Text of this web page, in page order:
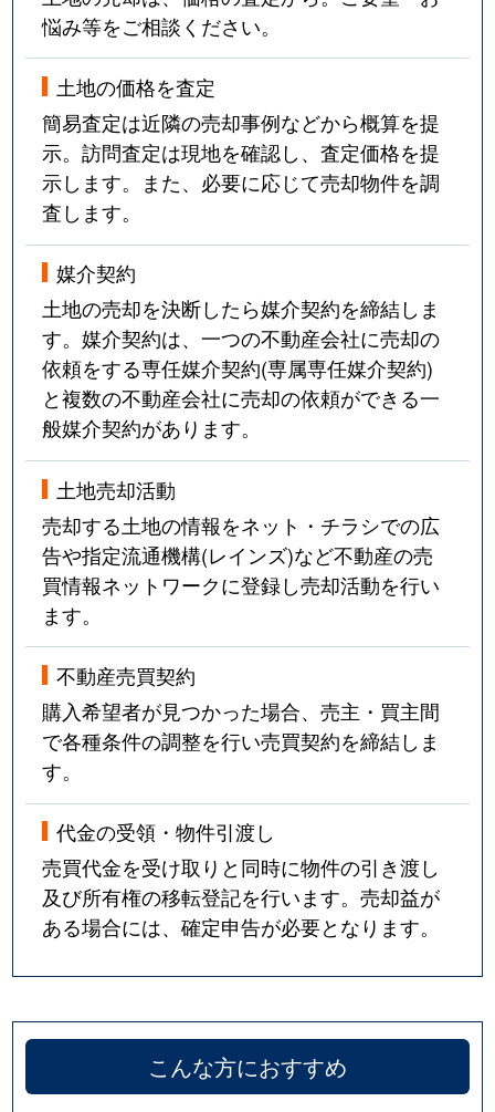
悩み等をご相談ください。
土地の価格を査定
簡易査定は近隣の売却事例などから概算を提
示。訪問査定は現地を確認し、査定価格を提
示します。また、必要に応じて売却物件を調
査します。
媒介契約
土地の売却を決断したら媒介契約を締結しま
す。媒介契約は、一つの不動産会社に売却の
依頼をする専任媒介契約(専属専任媒介契約)
と複数の不動産会社に売却の依頼ができる一
般媒介契約があります。
土地売却活動
売却する土地の情報をネット・チラシでの広
告や指定流通機構(レインズ)など不動産の売
買情報ネットワークに登録し売却活動を行い
ます。
不動産売買契約
購入希望者が見つかった場合、売主・買主間
で各種条件の調整を行い売買契約を締結しま
す。
代金の受領・物件引渡し
売買代金を受け取りと同時に物件の引き渡し
及び所有権の移転登記を行います。売却益が
ある場合には、確定申告が必要となります。
こんな方におすすめ